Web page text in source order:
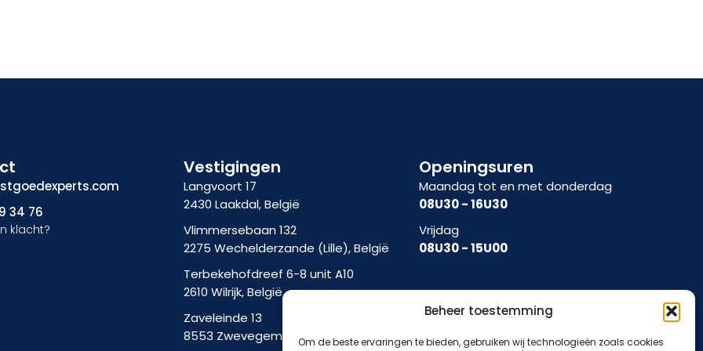
Beheer toestemming
Om de beste ervaringen te bieden, gebruiken wij technologieën zoals cookies
34 76
klacht?
Vestigingen
Langvoort 17
2430 Laakdal, België
Vlimmersebaan 132
2275 Wechelderzande (Lille), België
Terbekehofdreef 6-8 unit A10
2610 Wilrijk, België
Zaveleinde 13
8553 Zwevegem, België
Openingsuren
Maandag tot en met donderdag
08U30 - 16U30
Vrijdag
08U30 - 15U00